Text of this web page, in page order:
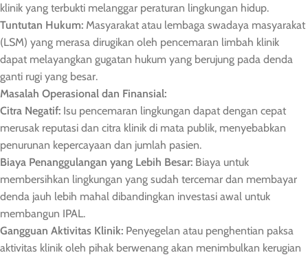
klinik yang terbukti melanggar peraturan lingkungan hidup.
Tuntutan Hukum: Masyarakat atau lembaga swadaya masyarakat
(LSM) yang merasa dirugikan oleh pencemaran limbah klinik
dapat melayangkan gugatan hukum yang berujung pada denda
ganti rugi yang besar.
Masalah Operasional dan Finansial:
Citra Negatif: Isu pencemaran lingkungan dapat dengan cepat
merusak reputasi dan citra klinik di mata publik, menyebabkan
penurunan kepercayaan dan jumlah pasien.
Biaya Penanggulangan yang Lebih Besar: Biaya untuk
membersihkan lingkungan yang sudah tercemar dan membayar
denda jauh lebih mahal dibandingkan investasi awal untuk
membangun IPAL.
Gangguan Aktivitas Klinik: Penyegelan atau penghentian paksa
aktivitas klinik oleh pihak berwenang akan menimbulkan kerugian